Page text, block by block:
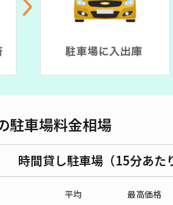
貸し出し可能駐車場
0/ 0件
時間貸し可
対応車種 オートバイ
駐車場料金相場
時間貸し駐車場（15分あた
平均 最高価格